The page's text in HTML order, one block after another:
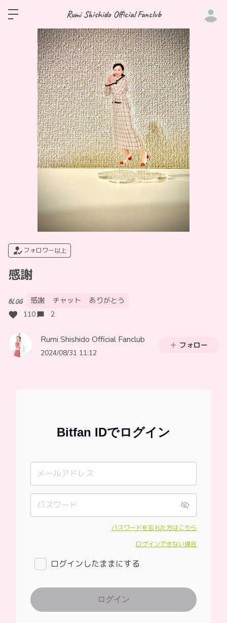
Rumi Shishido Official Fanclub
フォロワー以上
感謝
BLOG 感謝 チャット
ありがとう
110
2
Rumi Shishido Official Fanclub
2024/08/31 11:12
フォロー
Bitfan IDでログイン
パスワードを忘れた方はこちら
ログインできない場合
ログインしたままにする